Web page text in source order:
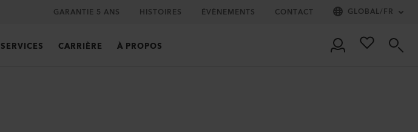
GARANTIE 5 ANS HISTOIRES ÉVÈNEMENTS CONTACT GLOBAL/FR
SERVICES CARRIÈRE À PROPOS